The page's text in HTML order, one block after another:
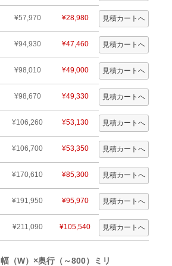
¥57,970 ¥28,980
¥94,930 ¥47,460
¥98,010 ¥49,000
¥98,670 ¥49,330
¥106,260 ¥53,130
¥106,700 ¥53,350
¥170,610 ¥85,300
¥191,950 ¥95,970
¥211,090 ¥105,540
幅（W）×奥行（～800）ミリ